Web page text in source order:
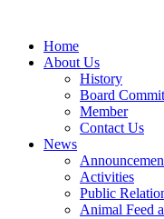
Home
About Us
History
Board
Member
Contact Us
News
Activities
Public
Animal Feed